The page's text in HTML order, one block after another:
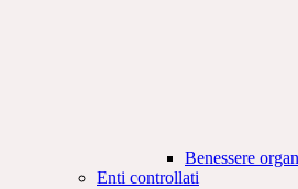
Benessere
Enti controllati